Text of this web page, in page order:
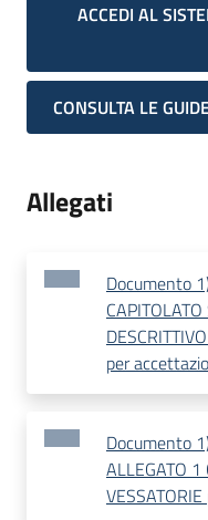
ACCEDI AL
CONSULTA LE
Allegati
Documento
per
Documento
ALLEGATO 1